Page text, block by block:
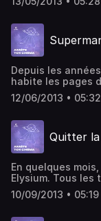
ose affronter un
n'en sort pas
Quérenet.
Depuis les
habite les pages
télévision. Il a un
que
Écriture, montage
12/06/2013 • 05:32
Quitter
En quelques
Elysium. Tous les
l'humanité a été
vivre ailleurs.
10/09/2013 • 05:19